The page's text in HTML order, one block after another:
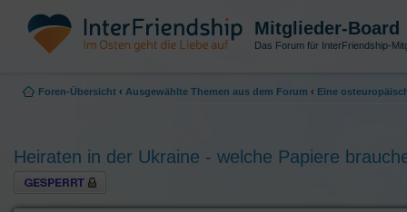
Mitglieder-Board
Das Forum für InterFriendship-
Foren-Übersicht ‹ Ausgewählte Themen aus dem Forum ‹ Eine
Heiraten in der Ukraine - welche Papiere
Thema gesperrt